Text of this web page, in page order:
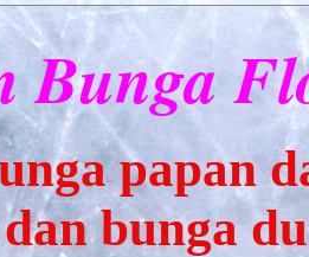
Bunga
papan
bunga